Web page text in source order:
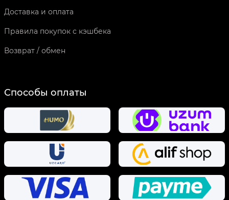
Доставка и оплата
Правила покупок с кэшбека
Возврат / обмен
Способы оплаты